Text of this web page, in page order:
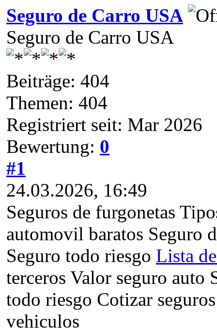
Seguro de Carro USA
Seguro de Carro USA
Beiträge: 404
Themen: 404
Registriert seit: Mar 2026
Bewertung: 0
#1
24.03.2026, 16:49
Seguros de furgonetas
automovil baratos Seguro
Seguro todo riesgo Lista
terceros Valor seguro auto
todo riesgo Cotizar
vehiculos